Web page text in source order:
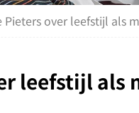
over leefstijl als
leefstijl als